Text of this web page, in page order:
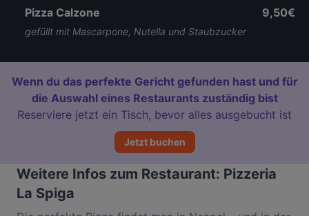
Pizza Calzone
gefüllt mit Mascarpone, Nutella und Staubzucker
9,50€
Wenn du das perfekte Gericht gefunden hast und für
die Auswahl eines Restaurants zuständig bist
Reserviere jetzt ein Tisch, bevor alles ausgebucht ist
Jetzt buchen
Weitere Infos zum Restaurant: Pizzeria
La Spiga